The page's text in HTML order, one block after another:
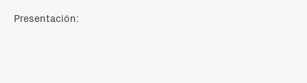
Presentación: